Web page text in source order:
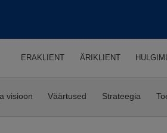
ERAKLIENT ÄRIKLIENT
visioon Väärtused Strateegia